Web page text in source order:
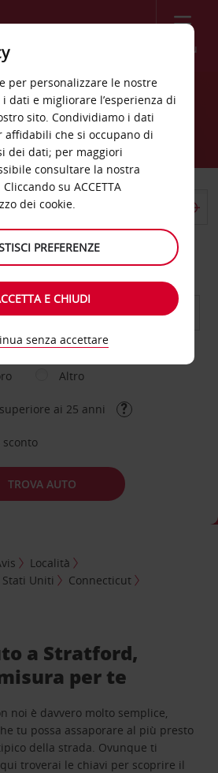
Menù
Stratford
riconsegna diversa
AL GIORNO
Altro
ai 25 anni
sconto
TROVA AUTO
Località
Stati Uniti
Connecticut
a Stratford,
per te
noi è davvero molto semplice,
tu possa assaporare al più presto
della strada. Ovunque ti
troverai le chiavi per scoprire il
per personalizzare le nostre
dati e migliorare l’esperienza di
sito. Condividiamo i dati
affidabili che si occupano di
dei dati; per maggiori
consultare la nostra
Cliccando su ACCETTA
dei cookie.
PREFERENZE
E CHIUDI
senza accettare